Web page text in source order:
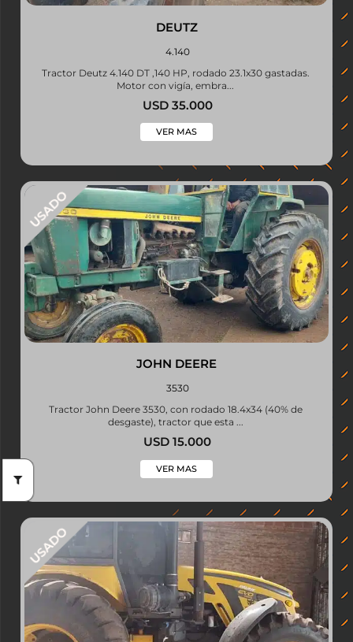
DEUTZ
4.140
Tractor Deutz 4.140 DT ,140 HP, rodado 23.1x30 gastadas.
Motor con vigía, embra...
USD 35.000
VER MAS
JOHN DEERE
3530
Tractor John Deere 3530, con rodado 18.4x34 (40% de
desgaste), tractor que esta ...
USD 15.000
VER MAS